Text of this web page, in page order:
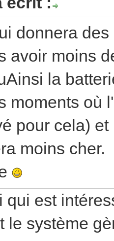
donnera
avoir moins
la
moments où
pour cela)
moins cher.
qui est
le système